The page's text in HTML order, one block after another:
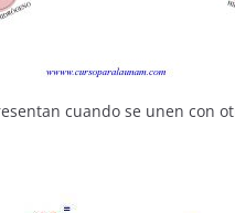
cuando se unen con